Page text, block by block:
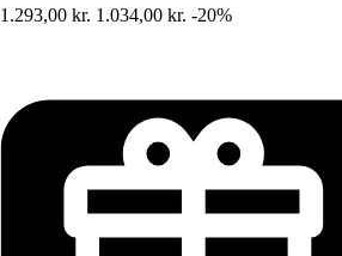
1.293,00 kr. 1.034,00 kr. -20%